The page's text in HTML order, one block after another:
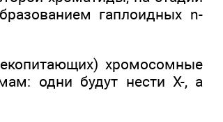
гаплоидных n-
хромосомные
одни будут нести Х-, а